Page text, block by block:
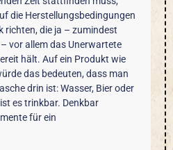
die Herstellungsbedingungen
richten, die ja – zumindest
vor allem das Unerwartete
hält. Auf ein Produkt wie
das bedeuten, dass man
drin ist: Wasser, Bier oder
es trinkbar. Denkbar
für ein